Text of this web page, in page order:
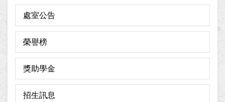
處室公告
榮譽榜
獎助學金
招生訊息